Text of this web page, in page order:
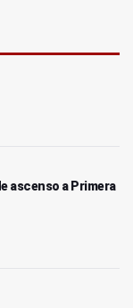
ascenso a Primera